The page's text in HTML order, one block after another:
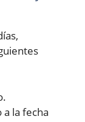
la fecha